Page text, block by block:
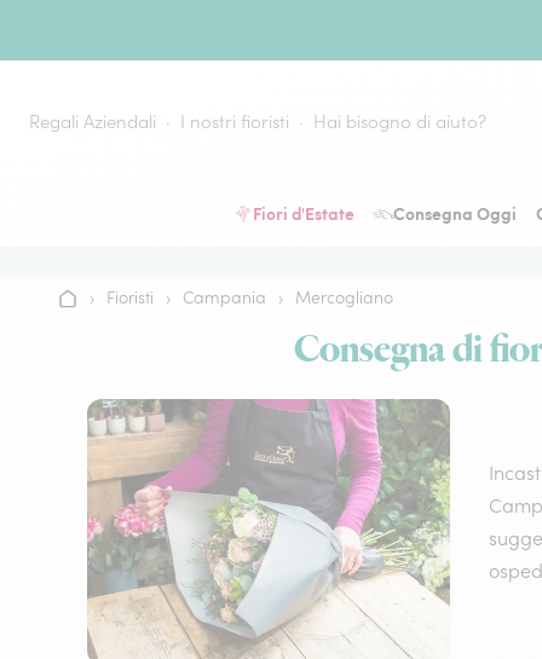
Regali Aziendali I nostri fioristi Hai bisogno di aiuto?
Fiori d'Estate Consegna Oggi
Home› Fioristi › Campania › Mercogliano
Consegna di